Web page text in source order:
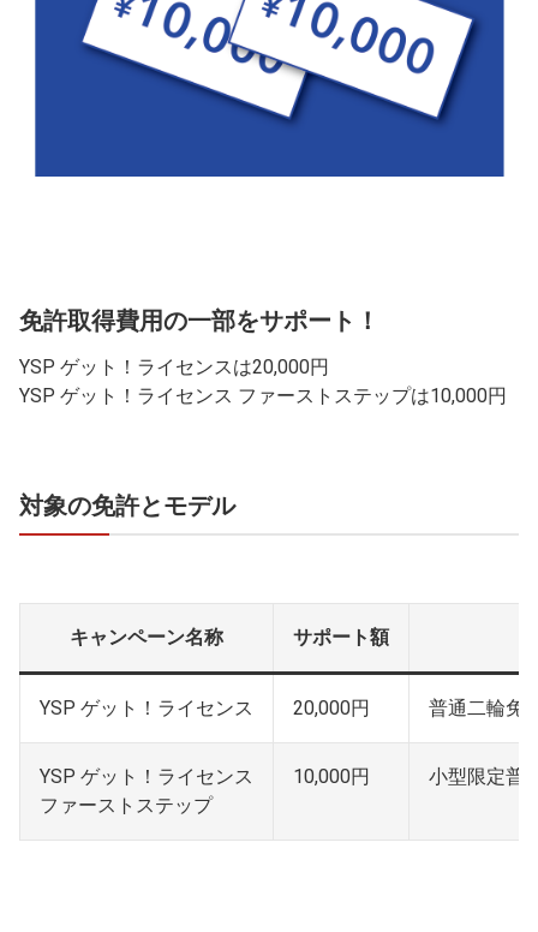
免許取得費用の一部をサポート！
YSP ゲット！ライセンスは20,000円
YSP ゲット！ライセンス ファーストステップは10,000円
対象の免許とモデル
キャンペーン名称 サポート額
YSP ゲット！ライセンス 20,000円 普通二輪免
YSP ゲット！ライセンス
ファーストステップ
10,000円 小型限定普